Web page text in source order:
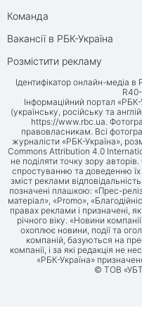
Команда
Вакансії в РБК-Україна
Розмістити рекламу
Ідентифікатор онлайн-медіа в
Інформаційний портал
(українську, російську та
https://www.rbc.ua.
правовласникам. Всі
журналісти «РБК-Україна»,
Commons Attribution 4.0
не поділяти точку зору
спростуванню та доведенню їх
зміст реклами
позначені плашкою: «Прес-
матеріал», «Promo»,
правах реклами і призначені,
річного віку. «Новини
охоплює новини, події та
компаній, базуються на
компанії, і за які редакція не
«РБК-Україна»
© ТОВ